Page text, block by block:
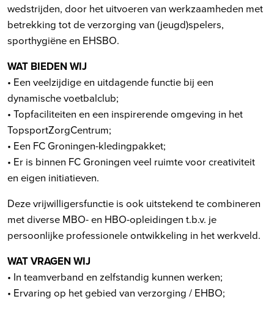
wedstrijden, door het uitvoeren van werkzaamheden met
betrekking tot de verzorging van (jeugd)spelers,
sporthygiëne en EHSBO.
WAT BIEDEN WIJ
• Een veelzijdige en uitdagende functie bij een
dynamische voetbalclub;
• Topfaciliteiten en een inspirerende omgeving in het
TopsportZorgCentrum;
• Een FC Groningen-kledingpakket;
• Er is binnen FC Groningen veel ruimte voor creativiteit
en eigen initiatieven.
Deze vrijwilligersfunctie is ook uitstekend te combineren
met diverse MBO- en HBO-opleidingen t.b.v. je
persoonlijke professionele ontwikkeling in het werkveld.
WAT VRAGEN WIJ
• In teamverband en zelfstandig kunnen werken;
• Ervaring op het gebied van verzorging / EHBO;